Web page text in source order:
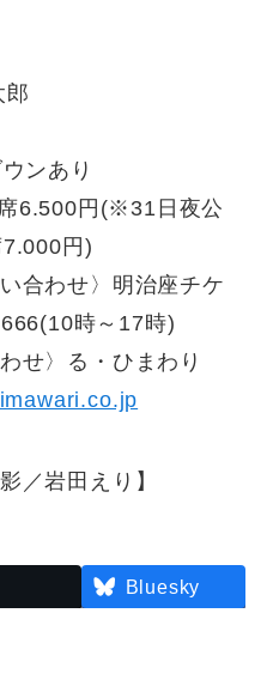
郎
ンあり
6.500円(※31日夜公
円)
合わせ〉明治座チケ
時～17時)
わせ〉る・ひまわり
／岩田えり】
Bluesky